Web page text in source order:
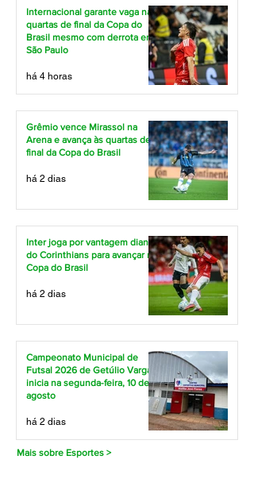
Internacional garante vaga nas
quartas de final da Copa do
Brasil mesmo com derrota em
São Paulo
há 4 horas
Grêmio vence Mirassol na
Arena e avança às quartas de
final da Copa do Brasil
há 2 dias
Inter joga por vantagem diante
do Corinthians para avançar na
Copa do Brasil
há 2 dias
Campeonato Municipal de
Futsal 2026 de Getúlio Vargas
inicia na segunda-feira, 10 de
agosto
há 2 dias
Mais sobre Esportes >